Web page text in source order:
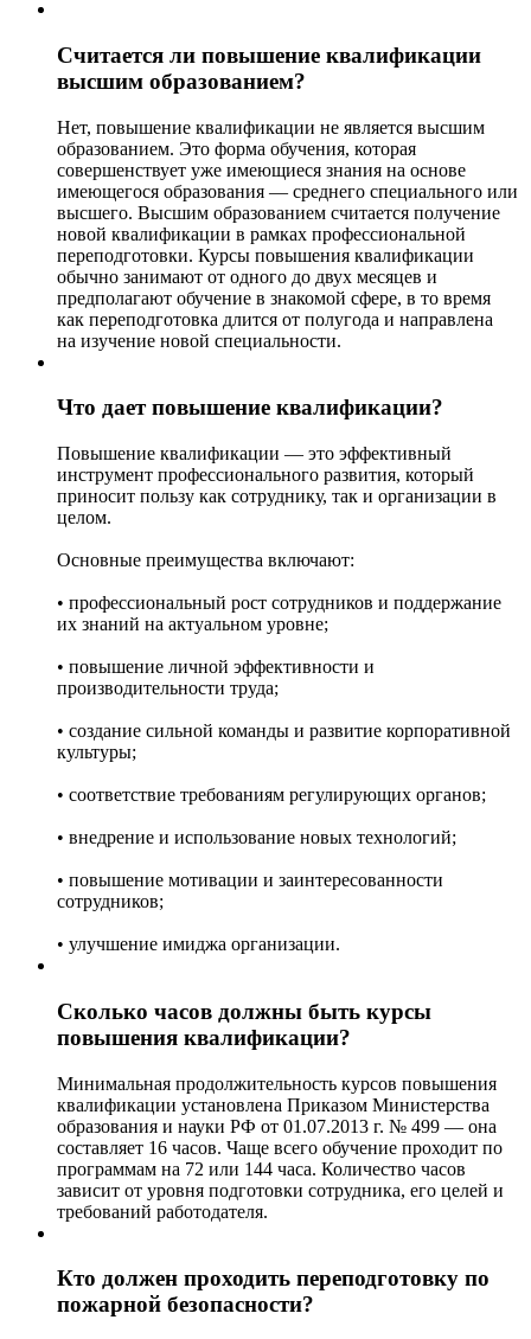
Считается ли повышение квалификации
высшим образованием?
Нет, повышение квалификации не является высшим
образованием. Это форма обучения, которая
совершенствует уже имеющиеся знания на основе
имеющегося образования — среднего специального или
высшего. Высшим образованием считается получение
новой квалификации в рамках профессиональной
переподготовки. Курсы повышения квалификации
обычно занимают от одного до двух месяцев и
предполагают обучение в знакомой сфере, в то время
как переподготовка длится от полугода и направлена
на изучение новой специальности.
Что дает повышение квалификации?
Повышение квалификации — это эффективный
инструмент профессионального развития, который
приносит пользу как сотруднику, так и организации в
целом.
Основные преимущества включают:
• профессиональный рост сотрудников и поддержание
их знаний на актуальном уровне;
• повышение личной эффективности и
производительности труда;
• создание сильной команды и развитие корпоративной
культуры;
• соответствие требованиям регулирующих органов;
• внедрение и использование новых технологий;
• повышение мотивации и заинтересованности
сотрудников;
• улучшение имиджа организации.
Сколько часов должны быть курсы
повышения квалификации?
Минимальная продолжительность курсов повышения
квалификации установлена Приказом Министерства
образования и науки РФ от 01.07.2013 г. № 499 — она
составляет 16 часов. Чаще всего обучение проходит по
программам на 72 или 144 часа. Количество часов
зависит от уровня подготовки сотрудника, его целей и
требований работодателя.
Кто должен проходить переподготовку по
пожарной безопасности?